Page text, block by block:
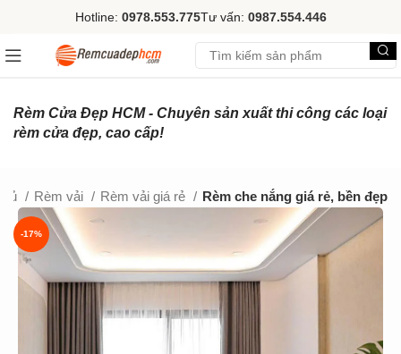
Hotline: 0978.553.775Tư vấn: 0987.554.446
Rèm Cửa Đẹp HCM - Chuyên sản xuất thi công các loại
rèm cửa đẹp, cao cấp!
Rèm vải Rèm vải giá rẻ Rèm che nắng giá rẻ, bền đẹp
-17%